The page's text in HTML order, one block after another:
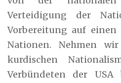
Verteidigung der
Vorbereitung auf einen
Nationen. Nehmen
kurdischen
Verbündeten der USA